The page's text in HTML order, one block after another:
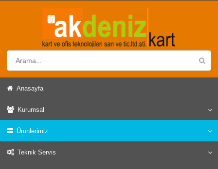
Anasayfa
Kurumsal
Ürünlerimiz
Teknik Servis